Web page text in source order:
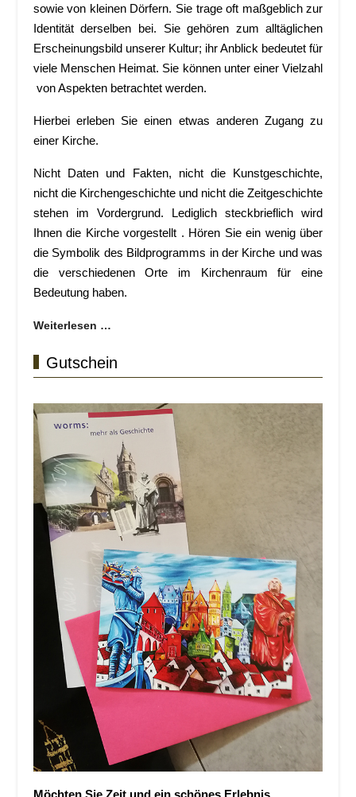
sowie von kleinen Dörfern. Sie trage oft maßgeblich zur
Identität derselben bei. Sie gehören zum alltäglichen
Erscheinungsbild unserer Kultur; ihr Anblick bedeutet für
viele Menschen Heimat. Sie können unter einer Vielzahl
von Aspekten betrachtet werden.
Hierbei erleben Sie einen etwas anderen Zugang zu
einer Kirche.
Nicht Daten und Fakten, nicht die Kunstgeschichte,
nicht die Kirchengeschichte und nicht die Zeitgeschichte
stehen im Vordergrund. Lediglich steckbrieflich wird
Ihnen die Kirche vorgestellt . Hören Sie ein wenig über
die Symbolik des Bildprogramms in der Kirche und was
die verschiedenen Orte im Kirchenraum für eine
Bedeutung haben.
Weiterlesen …
Gutschein